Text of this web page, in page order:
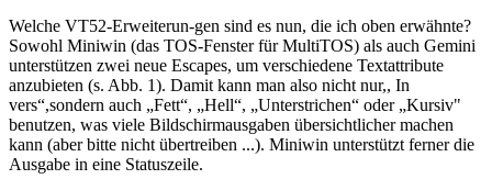
Welche VT52-Erweiterun-gen sind es nun, die ich oben erwähnte?
Sowohl Miniwin (das TOS-Fenster für MultiTOS) als auch Gemini
unterstützen zwei neue Escapes, um verschiedene Textattribute
anzubieten (s. Abb. 1). Damit kann man also nicht nur,, In
vers“,sondern auch „Fett“, „Hell“, „Unterstrichen“ oder „Kursiv"
benutzen, was viele Bildschirmausgaben übersichtlicher machen
kann (aber bitte nicht übertreiben ...). Miniwin unterstützt ferner die
Ausgabe in eine Statuszeile.